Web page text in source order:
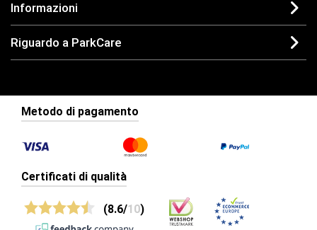
Informazioni
Riguardo a ParkCare
Metodo di pagamento
Certificati di qualità
(8.6/10)